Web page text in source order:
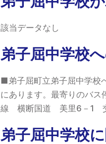
該当データなし
弟子屈中学校
■弟子屈町立弟子屈中学校
にあります。最寄りのバ
線 横断国道 美里6－1 交
弟子屈中学校